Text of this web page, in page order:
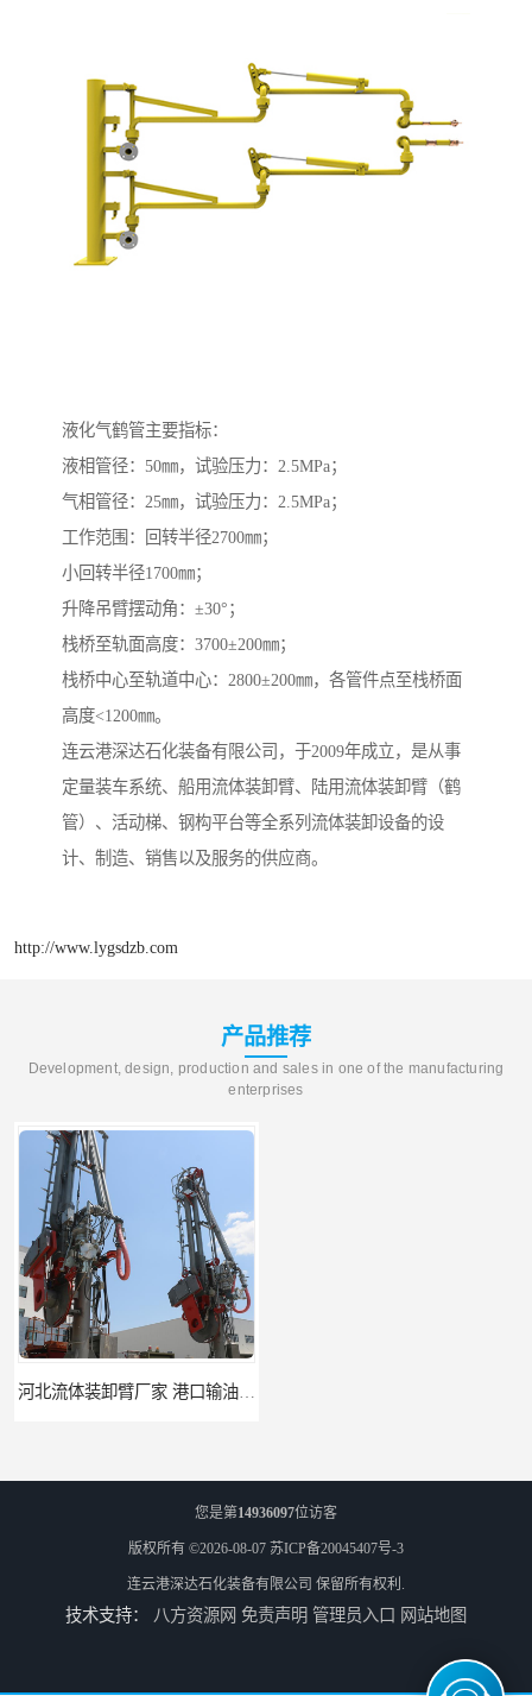
液化气鹤管主要指标：
液相管径：50㎜，试验压力：2.5MPa；
气相管径：25㎜，试验压力：2.5MPa；
工作范围：回转半径2700㎜；
小回转半径1700㎜；
升降吊臂摆动角：±30°；
栈桥至轨面高度：3700±200㎜；
栈桥中心至轨道中心：2800±200㎜，各管件点至栈桥面
高度<1200㎜。
连云港深达石化装备有限公司，于2009年成立，是从事
定量装车系统、船用流体装卸臂、陆用流体装卸臂（鹤
管）、活动梯、钢构平台等全系列流体装卸设备的设
计、制造、销售以及服务的供应商。
http://www.lygsdzb.com
产品推荐
Development, design, production and sales in one of the manufacturing
enterprises
江苏底部鹤管厂商 深达石化装备有限公司 合肥鹤管价格 火车液动潜油泵装卸鹤管 深达装备
您是第14936097位访客
版权所有 ©2026-08-07 苏ICP备20045407号-3
连云港深达石化装备有限公司 保留所有权利.
技术支持： 八方资源网 免责声明 管理员入口 网站地图